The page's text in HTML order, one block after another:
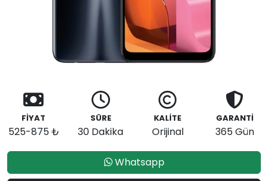
FİYAT
525-875 ₺
SÜRE
30 Dakika
KALİTE
Orijinal
GARANTİ
365 Gün
Whatsapp